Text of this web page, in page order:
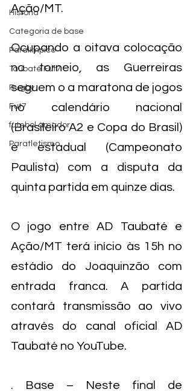
História
Categoria de base
Paralímpico
Taubaté Fut7
Rugby
Fut7
futebol amador
Paratletismo
Ação/MT.
Ocupando a oitava colocação
no torneio, as Guerreiras
seguem o a maratona de jogos
no calendário nacional
(Brasileiro A2 e Copa do Brasil)
e estadual (Campeonato
Paulista) com a disputa da
quinta partida em quinze dias.
O jogo entre AD Taubaté e
Ação/MT terá início às 15h no
estádio do Joaquinzão com
entrada franca. A partida
contará transmissão ao vivo
através do canal oficial AD
Taubaté no YouTube.
. Base – Neste final de